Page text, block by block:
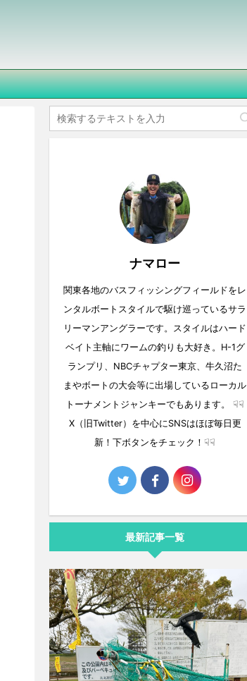
ナマロー
関東各地のバスフィッシングフィールドをレ
ンタルボートスタイルで駆け巡っているサラ
リーマンアングラーです。スタイルはハード
ベイト主軸にワームの釣りも大好き。H-1グ
ランプリ、NBCチャプター東京、牛久沼た
まやボートの大会等に出場しているローカル
トーナメントジャンキーでもあります。 ☟☟
X（旧Twitter）を中心にSNSはほぼ毎日更
新！下ボタンをチェック！☟☟
最新記事一覧